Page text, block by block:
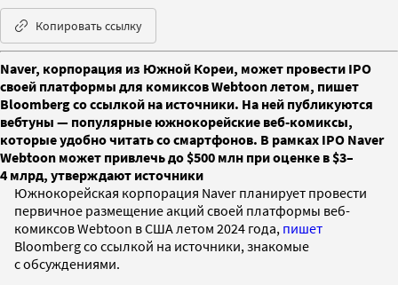
Копировать ссылку
Naver, корпорация из Южной Кореи, может провести IPO
своей платформы для комиксов Webtoon летом, пишет
Bloomberg со ссылкой на источники. На ней публикуются
вебтуны — популярные южнокорейские веб-комиксы,
которые удобно читать со смартфонов. В рамках IPO Naver
Webtoon может привлечь до $500 млн при оценке в $3–
4 млрд, утверждают источники
Южнокорейская корпорация Naver планирует провести
первичное размещение акций своей платформы веб-
комиксов Webtoon в США летом 2024 года, пишет
Bloomberg со ссылкой на источники, знакомые
с обсуждениями.